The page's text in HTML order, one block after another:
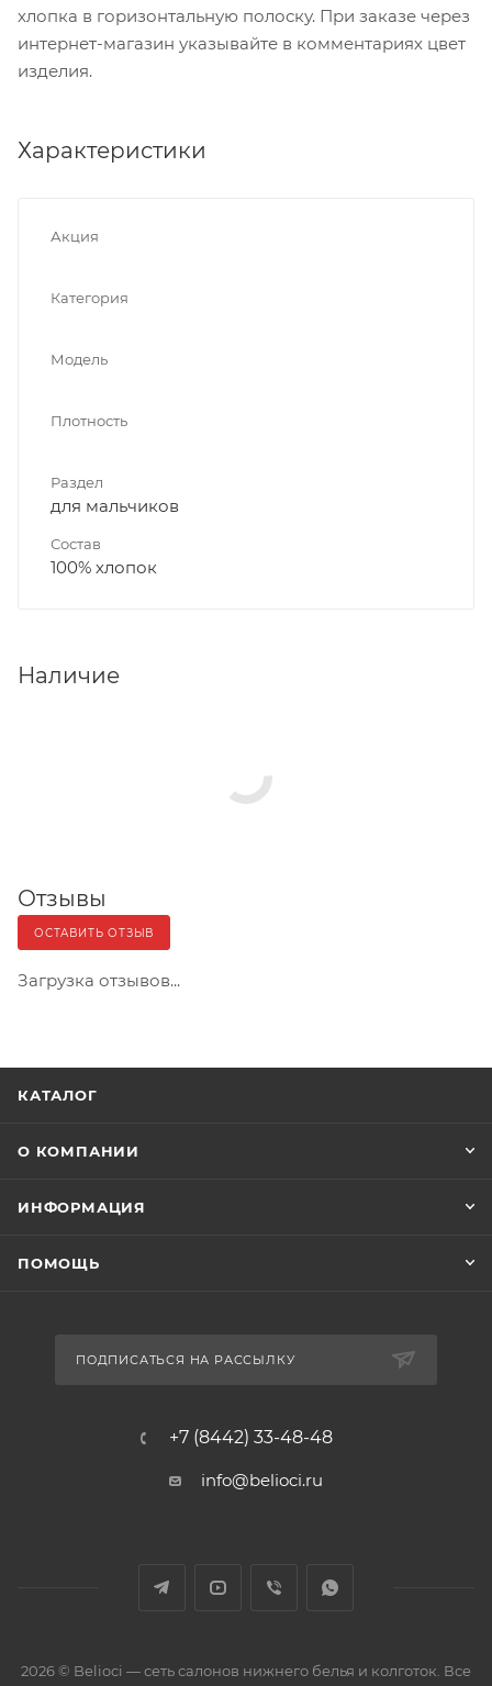
хлопка в горизонтальную полоску. При заказе через
интернет-магазин указывайте в комментариях цвет
изделия.
Характеристики
Акция
Категория
Модель
Плотность
Раздел
для мальчиков
Состав
100% хлопок
Наличие
Отзывы
ОСТАВИТЬ ОТЗЫВ
Загрузка отзывов...
КАТАЛОГ
О КОМПАНИИ
ИНФОРМАЦИЯ
ПОМОЩЬ
ПОДПИСАТЬСЯ НА РАССЫЛКУ
+7 (8442) 33-48-48
info@belioci.ru
2026 © Belioci — сеть салонов нижнего белья и колготок. Все